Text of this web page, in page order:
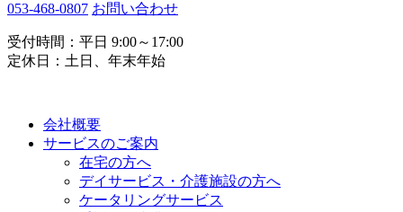
053-468-0807 お問い合わせ
受付時間：平日 9:00～17:00
定休日：土日、年末年始
会社概要
サービスのご案内
在宅の方へ
デイサービス・介護施設の方へ
ケータリングサービス